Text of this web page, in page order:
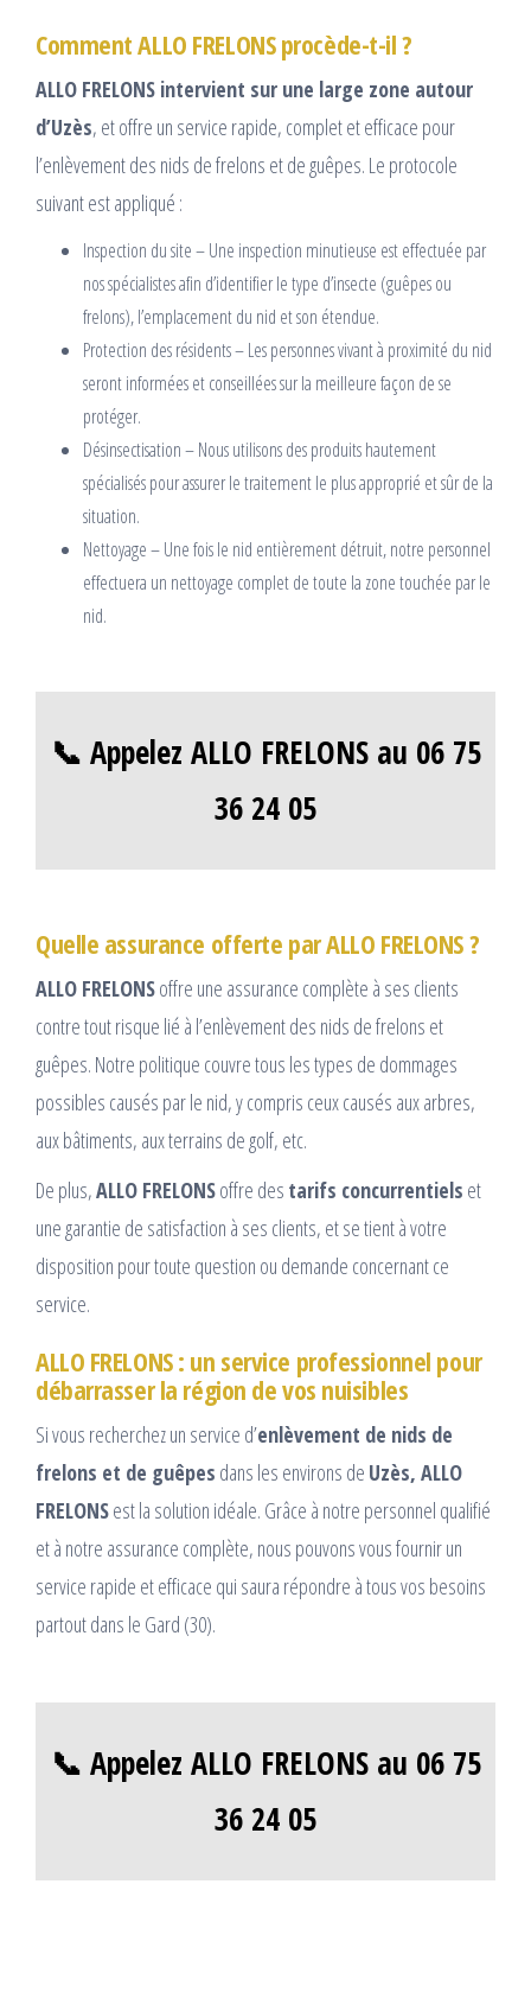
Comment ALLO FRELONS procède-t-il ?
ALLO FRELONS intervient sur une large zone autour
d’Uzès, et offre un service rapide, complet et efficace pour
l’enlèvement des nids de frelons et de guêpes. Le protocole
suivant est appliqué :
Inspection du site – Une inspection minutieuse est effectuée par
nos spécialistes afin d’identifier le type d’insecte (guêpes ou
frelons), l’emplacement du nid et son étendue.
Protection des résidents – Les personnes vivant à proximité du nid
seront informées et conseillées sur la meilleure façon de se
protéger.
Désinsectisation – Nous utilisons des produits hautement
spécialisés pour assurer le traitement le plus approprié et sûr de la
situation.
Nettoyage – Une fois le nid entièrement détruit, notre personnel
effectuera un nettoyage complet de toute la zone touchée par le
nid.
📞 Appelez ALLO FRELONS au 06 75
36 24 05
Quelle assurance offerte par ALLO FRELONS ?
ALLO FRELONSoffre une assurance complète à ses clients
contre tout risque lié à l’enlèvement des nids de frelons et
guêpes. Notre politique couvre tous les types de dommages
possibles causés par le nid, y compris ceux causés aux arbres,
aux bâtiments, aux terrains de golf, etc.
De plus,ALLO FRELONSoffre des tarifs concurrentiels et
une garantie de satisfaction à ses clients, et se tient à votre
disposition pour toute question ou demande concernant ce
service.
ALLO FRELONS : un service professionnel pour
débarrasser la région de vos nuisibles
Si vous recherchez un service d’enlèvement de nids de
frelons et de guêpes dans les environs de Uzès, ALLO
FRELONSest la solution idéale. Grâce à notre personnel qualifié
et à notre assurance complète, nous pouvons vous fournir un
service rapide et efficace qui saura répondre à tous vos besoins
partout dans le Gard (30).
📞 Appelez ALLO FRELONS au 06 75
36 24 05